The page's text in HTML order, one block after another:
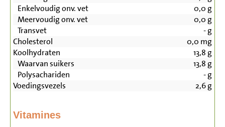
Enkelvoudig onv. vet
0,0 g
Meervoudig onv. vet
0,0 g
Transvet
-g
Cholesterol
0,0 mg
Koolhydraten
13,8 g
Waarvan suikers
13,8 g
Polysachariden
-g
Voedingsvezels
2,6g
Vitamines